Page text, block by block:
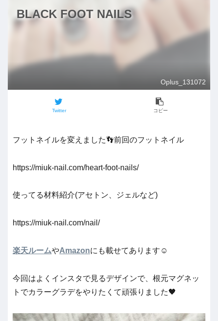
BLACK FOOT NAILS
Oplus_131072
Twitter コピー
フットネイルを変えました👣前回のフットネイル
https://miuk-nail.com/heart-foot-nails/
使ってる材料紹介(アセトン、ジェルなど)
https://miuk-nail.com/nail/
楽天ルームやAmazonにも載せてあります☺️
今回はよくインスタで見るデザインで、根元マグネッ
トでカラーグラデをやりたくて頑張りました🖤